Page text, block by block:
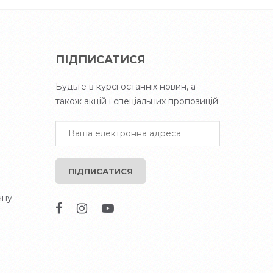
ПІДПИСАТИСЯ
Будьте в курсі останніх новин, а
також акцій і спеціальних пропозицій
ПІДПИСАТИСЯ